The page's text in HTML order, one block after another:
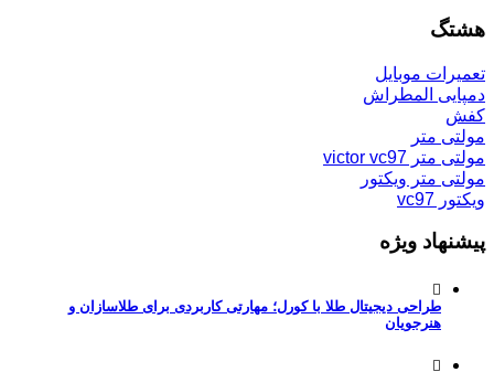
هشتگ
تعمیرات موبایل
دمپایی المطراش
کفش
مولتی متر
مولتی متر victor vc97
مولتی متر ویکتور
ویکتور vc97
پیشنهاد ویژه
طراحی دیجیتال طلا با کورل؛ مهارتی کاربردی برای طلاسازان و
هنرجویان